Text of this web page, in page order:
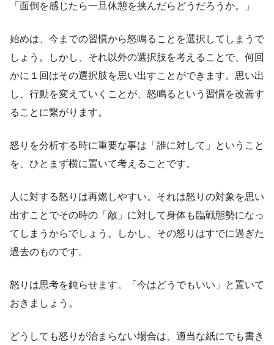
「面倒を感じたら一旦休憩を挟んだらどうだろうか。」
始めは、今までの習慣から怒鳴ることを選択してしまうで
しょう。しかし、それ以外の選択肢を考えることで、何回
かに１回はその選択肢を思い出すことができます。思い出
し、行動を変えていくことが、怒鳴るという習慣を改善す
ることに繋がります。
怒りを分析する時に重要な事は「誰に対して」ということ
を、ひとまず横に置いて考えることです。
人に対する怒りは再燃しやすい。それは怒りの対象を思い
出すことでその時の「敵」に対して身体も臨戦態勢になっ
てしまうからでしょう。しかし、その怒りはすでに過ぎた
過去のものです。
怒りは思考を鈍らせます。「今はどうでもいい」と置いて
おきましょう。
どうしても怒りが治まらない場合は、適当な紙にでも書き